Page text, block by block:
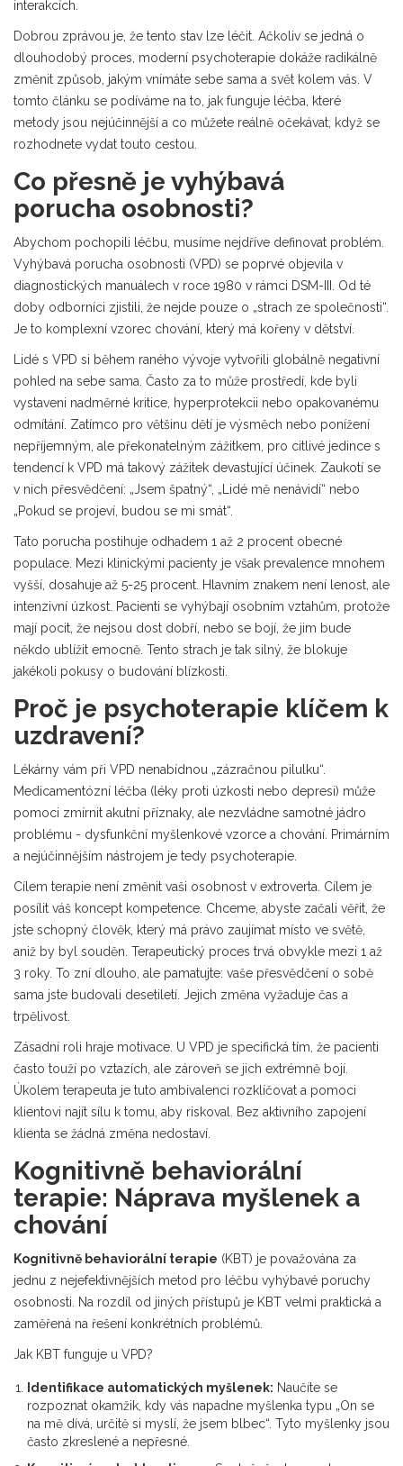
interakcích.
Dobrou zprávou je, že tento stav lze léčit. Ačkoliv se jedná o
dlouhodobý proces, moderní psychoterapie dokáže radikálně
změnit způsob, jakým vnímáte sebe sama a svět kolem vás. V
tomto článku se podíváme na to, jak funguje léčba, které
metody jsou nejúčinnější a co můžete reálně očekávat, když se
rozhodnete vydat touto cestou.
Co přesně je vyhýbavá
porucha osobnosti?
Abychom pochopili léčbu, musíme nejdříve definovat problém.
Vyhýbavá porucha osobnosti (VPD) se poprvé objevila v
diagnostických manuálech v roce 1980 v rámci DSM-III. Od té
doby odborníci zjistili, že nejde pouze o „strach ze společnosti“.
Je to komplexní vzorec chování, který má kořeny v dětství.
Lidé s VPD si během raného vývoje vytvořili globálně negativní
pohled na sebe sama. Často za to může prostředí, kde byli
vystaveni nadměrné kritice, hyperprotekcii nebo opakovanému
odmítání. Zatímco pro většinu dětí je výsměch nebo ponížení
nepříjemným, ale překonatelným zážitkem, pro citlivé jedince s
tendencí k VPD má takový zážitek devastující účinek. Zaukotí se
v nich přesvědčení: „Jsem špatný“, „Lidé mě nenávidí“ nebo
„Pokud se projeví, budou se mi smát“.
Tato porucha postihuje odhadem 1 až 2 procent obecné
populace. Mezi klinickými pacienty je však prevalence mnohem
vyšší, dosahuje až 5-25 procent. Hlavním znakem není lenost, ale
intenzivní úzkost. Pacienti se vyhýbají osobním vztahům, protože
mají pocit, že nejsou dost dobří, nebo se bojí, že jim bude
někdo ublížit emocně. Tento strach je tak silný, že blokuje
jakékoli pokusy o budování blízkosti.
Proč je psychoterapie klíčem k
uzdravení?
Lékárny vám při VPD nenabídnou „zázračnou pilulku“.
Medicamentózní léčba (léky proti úzkosti nebo depresi) může
pomoci zmírnit akutní příznaky, ale nezvládne samotné jádro
problému - dysfunkční myšlenkové vzorce a chování. Primárním
a nejúčinnějším nástrojem je tedy psychoterapie.
Cílem terapie není změnit vaši osobnost v extroverta. Cílem je
posílit váš koncept kompetence. Chceme, abyste začali věřit, že
jste schopný člověk, který má právo zaujímat místo ve světě,
aniž by byl souděn. Terapeutický proces trvá obvykle mezi 1 až
3 roky. To zní dlouho, ale pamatujte: vaše přesvědčení o sobě
sama jste budovali desetiletí. Jejich změna vyžaduje čas a
trpělivost.
Zásadní roli hraje motivace. U VPD je specifická tím, že pacienti
často touží po vztazích, ale zároveň se jich extrémně bojí.
Úkolem terapeuta je tuto ambivalenci rozklíčovat a pomoci
klientovi najít sílu k tomu, aby riskoval. Bez aktivního zapojení
klienta se žádná změna nedostaví.
Kognitivně behaviorální
terapie: Náprava myšlenek a
chování
Kognitivně behaviorální terapie (KBT) je považována za
jednu z nejefektivnějších metod pro léčbu vyhýbavé poruchy
osobnosti. Na rozdíl od jiných přístupů je KBT velmi praktická a
zaměřená na řešení konkrétních problémů.
Jak KBT funguje u VPD?
Identifikace automatických myšlenek: Naučíte se
rozpoznat okamžik, kdy vás napadne myšlenka typu „On se
na mě dívá, určitě si myslí, že jsem blbec“. Tyto myšlenky jsou
často zkreslené a nepřesné.